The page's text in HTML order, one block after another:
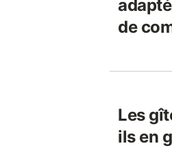
de
Les
ils en